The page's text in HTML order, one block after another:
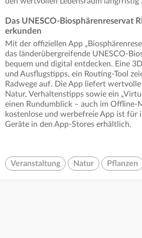
Das UNESCO-Biosphärenreservat
erkunden
Mit der offiziellen App
das länderübergreifende UNESCO-
bequem und digital entdecken. Eine
und Ausflugstipps, ein Routing-Tool
Radwege auf. Die App liefert
Natur, Verhaltenstipps sowie ein
einen Rundumblick – auch im Offline-
kostenlose und werbefreie App ist für
Geräte in den App-Stores erhältlich.
Veranstaltung Natur Pflanzen